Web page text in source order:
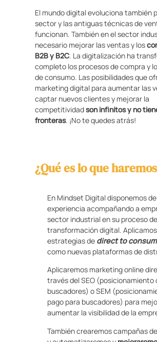
El mundo digital evoluciona también
sector y las antiguas técnicas de
funcionan. También en el sector
necesario mejorar las ventas y los
B2B y B2C. La digitalización ha
completo los procesos de compra y
de consumo. Las posibilidades que
marketing digital para aumentar las
captar nuevos clientes y mejorar la
competitividadson infinitos y no
fronteras. ¡No te quedes atrás!
¿Qué es lo que
En Mindset Digital disponemos
experiencia acompañando a
sector industrial en su proceso de
transformación digital.
estrategias de direct to
como nuevas plataformas de
Aplicaremos marketing online
través del SEO (posicionamiento
buscadores) o SEM
pago para buscadores) para
aumentar la visibilidad de la
También crearemos campañas